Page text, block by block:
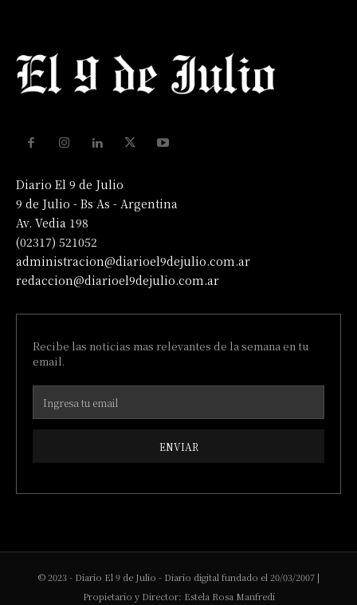
Diario El 9 de Julio
9 de Julio - Bs As - Argentina
Av. Vedia 198
(02317) 521052
administracion@diarioel9dejulio.com.ar
redaccion@diarioel9dejulio.com.ar
Recibe las noticias mas relevantes de la semana en tu
email.
ENVIAR
© 2023 - Diario El 9 de Julio - Diario digital fundado el 20/03/2007 |
Propietario y Director: Estela Rosa Manfredi